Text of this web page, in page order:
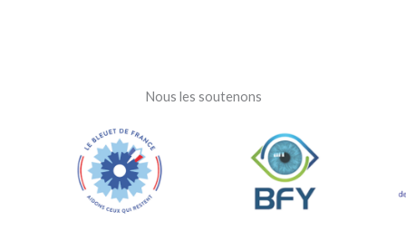
Nous les soutenons